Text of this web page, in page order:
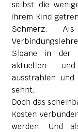
selbst die
ihrem Kind
Schmerz.
Sloane in der
aktuellen und
ausstrahlen
sehnt.
Doch das
Kosten
werden. Und